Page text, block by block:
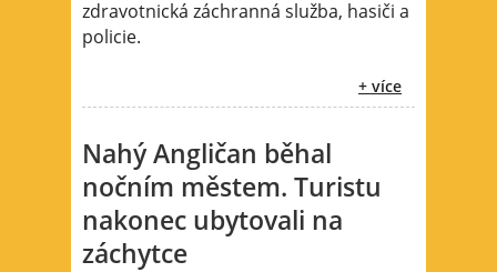
zdravotnická záchranná služba, hasiči a
policie.
+ více
Nahý Angličan běhal
nočním městem. Turistu
nakonec ubytovali na
záchytce